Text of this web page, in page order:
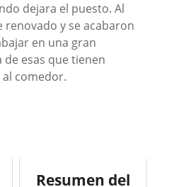
dejara el puesto. Al
y se acabaron
en una gran
esas que tienen
comedor.
Resumen del